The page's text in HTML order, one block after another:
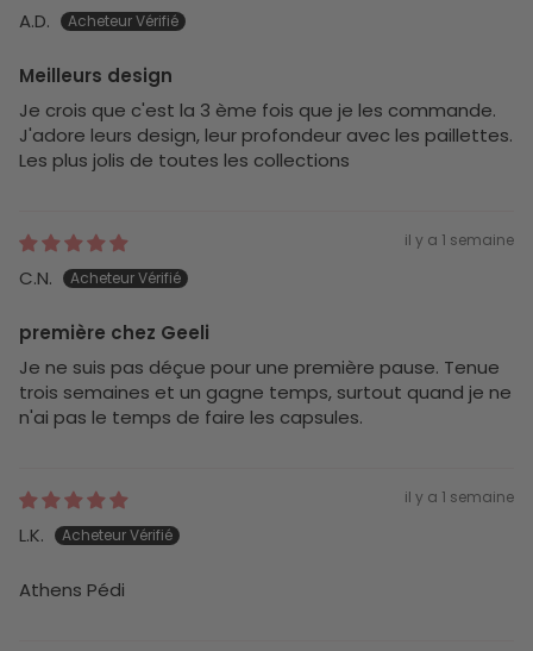
A.D.
Meilleurs design
Je crois que c'est la 3 ème fois que je les commande.
J'adore leurs design, leur profondeur avec les paillettes.
Les plus jolis de toutes les collections
il y a 1 semaine
C.N.
première chez Geeli
Je ne suis pas déçue pour une première pause. Tenue
trois semaines et un gagne temps, surtout quand je ne
n'ai pas le temps de faire les capsules.
il y a 1 semaine
L.K.
Athens Pédi